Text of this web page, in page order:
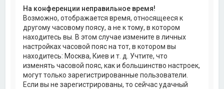
На конференции неправильное время!
Возможно, отображается время, относящееся к
другому часовому поясу, а не к тому, в котором
находитесь вы. В этом случае измените в личных
настройках часовой пояс на тот, в котором вы
находитесь: Москва, Киев и т. д. Учтите, что
изменять часовой пояс, как и большинство настроек,
могут только зарегистрированные пользователи.
Если вы не зарегистрированы, то сейчас удачный